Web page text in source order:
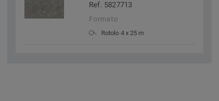
Ref. 5827713
Formato
Rotolo 4 x 25 m